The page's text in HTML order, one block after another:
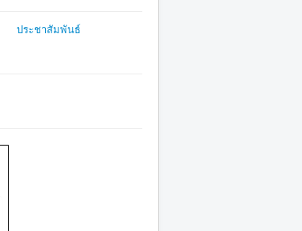
ประชาสัมพันธ์